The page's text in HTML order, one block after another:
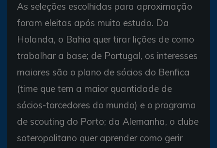
As seleções escolhidas para aproximação
foram eleitas após muito estudo. Da
Holanda, o Bahia quer tirar lições de como
trabalhar a base; de Portugal, os interesses
maiores são o plano de sócios do Benfica
(time que tem a maior quantidade de
sócios-torcedores do mundo) e o programa
de scouting do Porto; da Alemanha, o clube
soteropolitano quer aprender como gerir